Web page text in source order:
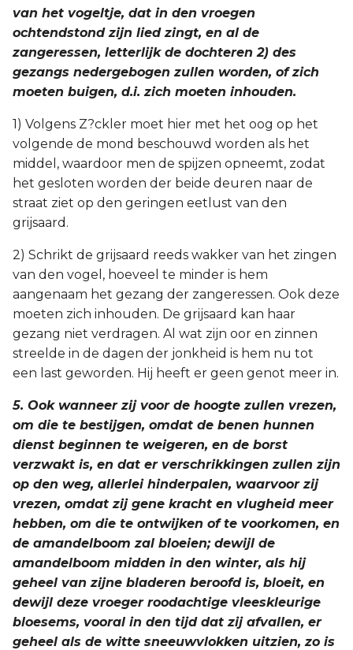
van het vogeltje, dat in den vroegen
ochtendstond zijn lied zingt, en al de
zangeressen, letterlijk de dochteren 2) des
gezangs nedergebogen zullen worden, of zich
moeten buigen, d.i. zich moeten inhouden.
1) Volgens Z?ckler moet hier met het oog op het
volgende de mond beschouwd worden als het
middel, waardoor men de spijzen opneemt, zodat
het gesloten worden der beide deuren naar de
straat ziet op den geringen eetlust van den
grijsaard.
2) Schrikt de grijsaard reeds wakker van het zingen
van den vogel, hoeveel te minder is hem
aangenaam het gezang der zangeressen. Ook deze
moeten zich inhouden. De grijsaard kan haar
gezang niet verdragen. Al wat zijn oor en zinnen
streelde in de dagen der jonkheid is hem nu tot
een last geworden. Hij heeft er geen genot meer in.
5. Ook wanneer zij voor de hoogte zullen vrezen,
om die te bestijgen, omdat de benen hunnen
dienst beginnen te weigeren, en de borst
verzwakt is, en dat er verschrikkingen zullen zijn
op den weg, allerlei hinderpalen, waarvoor zij
vrezen, omdat zij gene kracht en vlugheid meer
hebben, om die te ontwijken of te voorkomen, en
de amandelboom zal bloeien; dewijl de
amandelboom midden in den winter, als hij
geheel van zijne bladeren beroofd is, bloeit, en
dewijl deze vroeger roodachtige vleeskleurige
bloesems, vooral in den tijd dat zij afvallen, er
geheel als de witte sneeuwvlokken uitzien, zo is